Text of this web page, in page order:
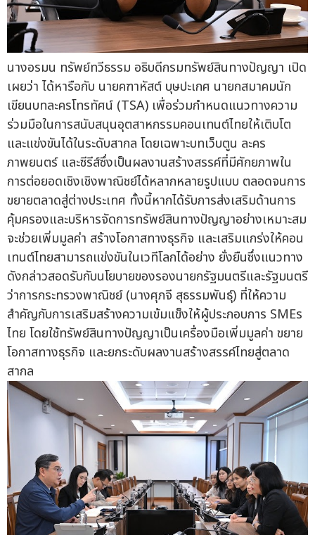
นางอรมน ทรัพย์ทวีธรรม อธิบดีกรมทรัพย์สินทางปัญญา เปิด
เผยว่า ได้หารือกับ นายคฑาหัสต์ บุษปะเกศ นายกสมาคมนัก
เขียนบทละครโทรทัศน์ (TSA) เพื่อร่วมกำหนดแนวทางความ
ร่วมมือในการสนับสนุนอุตสาหกรรมคอนเทนต์ไทยให้เติบโต
และแข่งขันได้ในระดับสากล โดยเฉพาะบทเว็บตูน ละคร
ภาพยนตร์ และซีรีส์ซึ่งเป็นผลงานสร้างสรรค์ที่มีศักยภาพใน
การต่อยอดเชิงเชิงพาณิชย์ได้หลากหลายรูปแบบ ตลอดจนการ
ขยายตลาดสู่ต่างประเทศ ทั้งนี้หากได้รับการส่งเสริมด้านการ
คุ้มครองและบริหารจัดการทรัพย์สินทางปัญญาอย่างเหมาะสม
จะช่วยเพิ่มมูลค่า สร้างโอกาสทางธุรกิจ และเสริมแกร่งให้คอน
เทนต์ไทยสามารถแข่งขันในเวทีโลกได้อย่าง ยั่งยืนซึ่งแนวทาง
ดังกล่าวสอดรับกับนโยบายของรองนายกรัฐมนตรีและรัฐมนตรี
ว่าการกระทรวงพาณิชย์ (นางศุภจี สุธรรมพันธุ์) ที่ให้ความ
สำคัญกับการเสริมสร้างความเข้มแข็งให้ผู้ประกอบการ SMEs
ไทย โดยใช้ทรัพย์สินทางปัญญาเป็นเครื่องมือเพิ่มมูลค่า ขยาย
โอกาสทางธุรกิจ และยกระดับผลงานสร้างสรรค์ไทยสู่ตลาด
สากล